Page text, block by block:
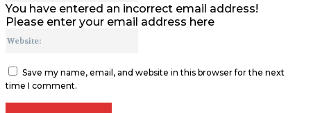
You have entered an incorrect email address!
Please enter your email address here
Save my name, email, and website in this browser for the next
time I comment.